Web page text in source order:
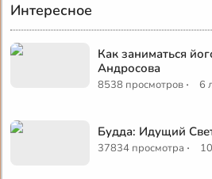
Интересное
Как заниматься
Андросова
8538 просмотров · 6
Будда: Идущий
37834 просмотра ·